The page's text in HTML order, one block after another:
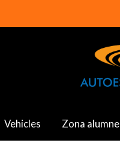
Vehicles Zona alumne